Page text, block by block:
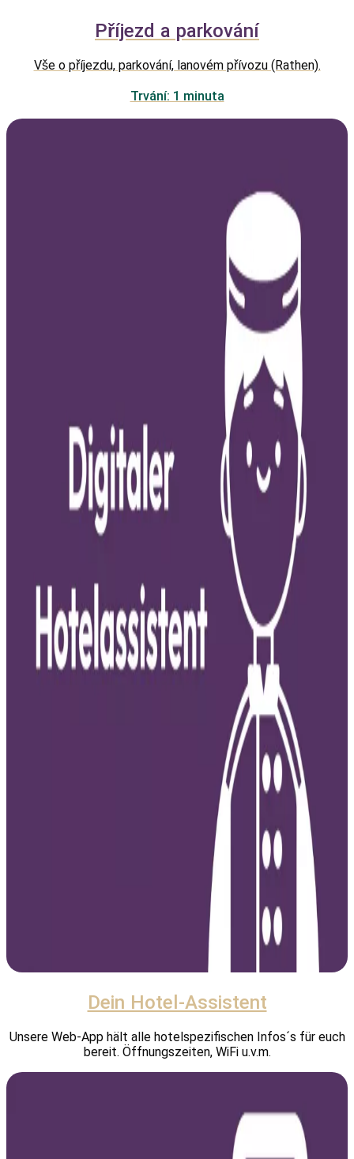
Příjezd a parkování
Vše o příjezdu, parkování, lanovém přívozu (Rathen).
Trvání: 1 minuta
Dein Hotel-Assistent
Unsere Web-App hält alle hotelspezifischen Infos´s für euch
bereit. Öffnungszeiten, WiFi u.v.m.